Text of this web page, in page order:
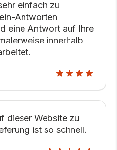
einfach zu
Antworten
eine Antwort auf Ihre
innerhalb
dieser Website zu
ist so schnell.